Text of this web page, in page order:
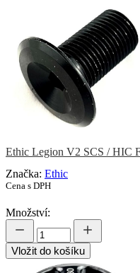
Ethic Legion V2 SCS / HIC
Značka: Ethic
Cena s DPH
Množství:
Vložit do košíku